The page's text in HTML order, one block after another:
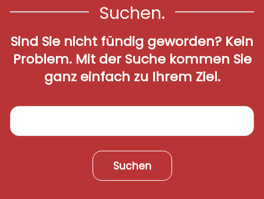
Login
Suchen.
Sind Sie nicht fündig geworden? Kein
Problem. Mit der Suche kommen Sie
ganz einfach zu Ihrem Ziel.
Suchen